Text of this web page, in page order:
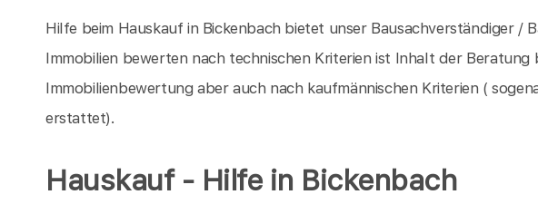
Hilfe beim Hauskauf in Bickenbach bietet unser Bausachverständiger /
Immobilien bewerten nach technischen Kriterien ist Inhalt der Beratung
Immobilienbewertung aber auch nach kaufmännischen Kriterien (
erstattet).
Hauskauf - Hilfe in Bickenbach